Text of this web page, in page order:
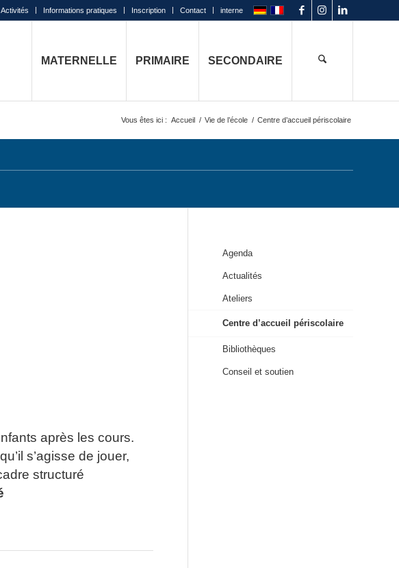
Activités Informations pratiques Inscription Contact interne
MATERNELLE PRIMAIRE SECONDAIRE
Vous êtes ici : Accueil / Vie de l’école / Centre d’accueil périscolaire
après les cours.
s’agisse de jouer,
structuré
Agenda
Actualités
Ateliers
Centre d’accueil périscolaire
Bibliothèques
Conseil et soutien